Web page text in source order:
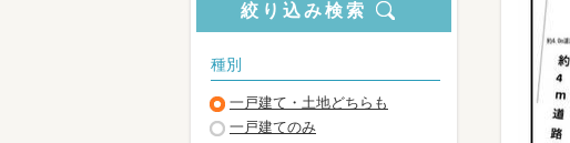
絞り込み検索
種別
一戸建て・土地どちらも
一戸建てのみ